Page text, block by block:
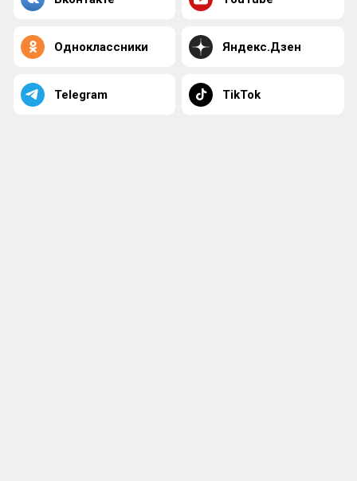
Одноклассники Яндекс.Дзен
Telegram TikTok